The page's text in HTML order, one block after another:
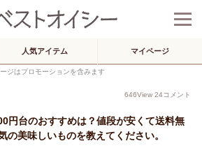
人気アイテム マイページ
ジはプロモーションを含みます
646View 24コメント
円台のおすすめは？値段が安くて送料無
の美味しいものを教えてください。